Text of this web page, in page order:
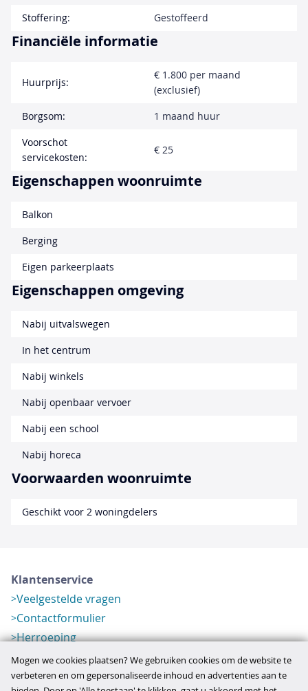
Stoffering:
Gestoffeerd
Financiële informatie
Huurprijs:
€ 1.800 per maand
(exclusief)
Borgsom:
1 maand huur
Voorschot
servicekosten:
€ 25
Eigenschappen woonruimte
Balkon
Berging
Eigen parkeerplaats
Eigenschappen omgeving
Nabij uitvalswegen
In het centrum
Nabij winkels
Nabij openbaar vervoer
Nabij een school
Nabij horeca
Voorwaarden woonruimte
Geschikt voor 2 woningdelers
Klantenservice
Veelgestelde vragen
Contactformulier
Herroeping
Over ons
Bedrijfsgegevens
Mogen we cookies plaatsen? We gebruiken cookies om de website te
verbeteren en om gepersonaliseerde inhoud en advertenties aan te